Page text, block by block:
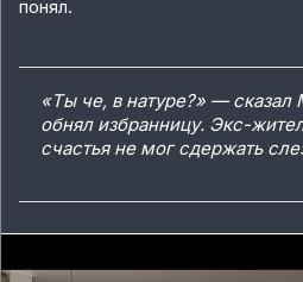
понял.
«Ты че, в натуре?» — сказал
обнял избранницу. Экс-
счастья не мог сдержать